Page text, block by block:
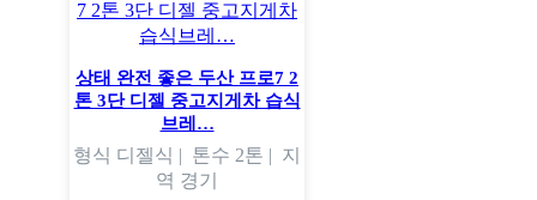
상태 완전 좋은 두산 프로7 2
톤 3단 디젤 중고지게차 습식
브레…
형식 디젤식 | 톤수 2톤 | 지
역 경기